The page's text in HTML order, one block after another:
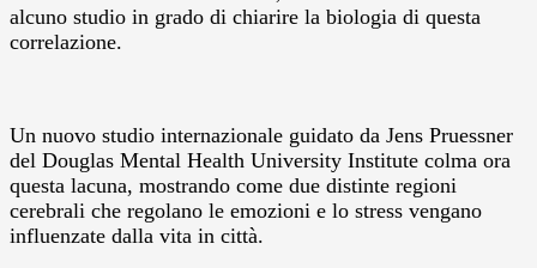
alcuno studio in grado di chiarire la biologia di questa
correlazione.
Un nuovo studio internazionale guidato da Jens Pruessner
del Douglas Mental Health University Institute colma ora
questa lacuna, mostrando come due distinte regioni
cerebrali che regolano le emozioni e lo stress vengano
influenzate dalla vita in città.